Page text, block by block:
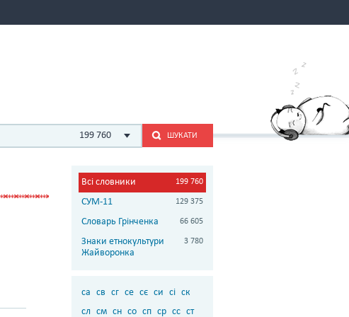
199 760 ШУКАТИ
Всі словники 199 760
СУМ-11 129 375
Словарь Грінченка 66 605
Знаки етнокультури
Жайворонка
3 780
са св сг се сє си сі ск
сл см сн со сп ср сс ст